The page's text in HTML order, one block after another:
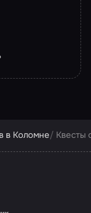
в Коломне Квесты
на сайт